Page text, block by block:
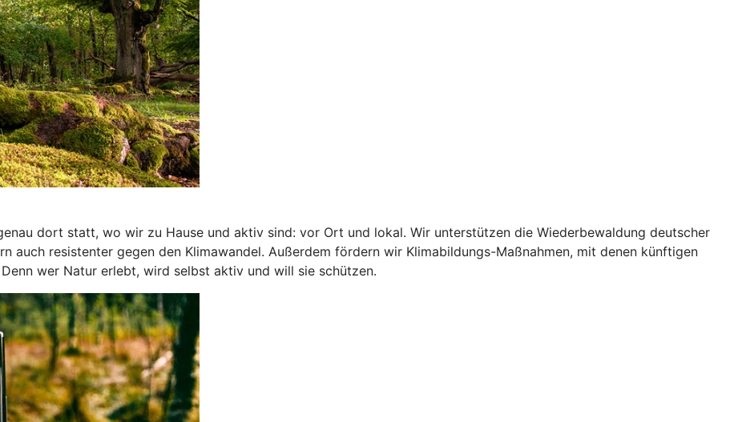
dort statt, wo wir zu Hause und aktiv sind: vor Ort und lokal. Wir unterstützen die Wiederbewaldung deutscher
auch resistenter gegen den Klimawandel. Außerdem fördern wir Klimabildungs-Maßnahmen, mit denen künftigen
wer Natur erlebt, wird selbst aktiv und will sie schützen.